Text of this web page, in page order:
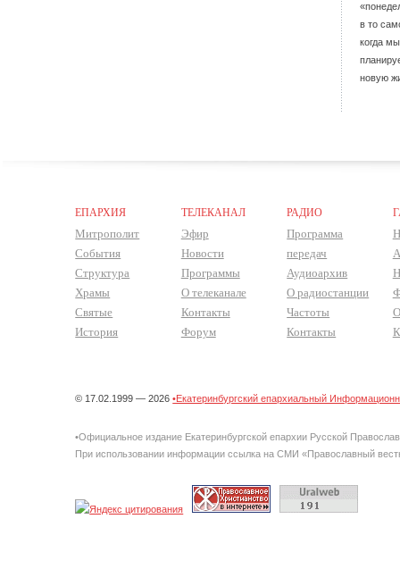
в то
когда
новую
ЕПАРХИЯ
Митрополит
События
Структура
Храмы
Святые
История
ТЕЛЕКАНАЛ
Эфир
Новости
Программы
О телеканале
Контакты
Форум
РАДИО
Программа
передач
Аудиоархив
О радиостанции
Частоты
Контакты
© 17.02.1999 — 2026•Екатеринбургский епархиальный
•Официальное издание Екатеринбургской епархии Русской
При использовании информации ссылка на СМИ «Православный